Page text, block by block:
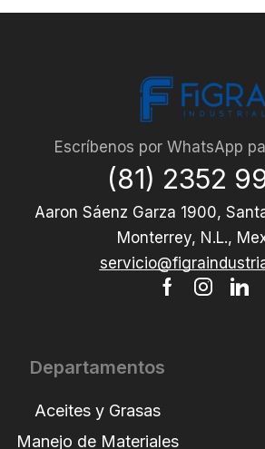
Escríbenos por WhatsApp
(81) 2352
Aaron Sáenz Garza 1900,
Monterrey, N.L.,
Departamentos
Aceites y Grasas
Manejo de Materiales